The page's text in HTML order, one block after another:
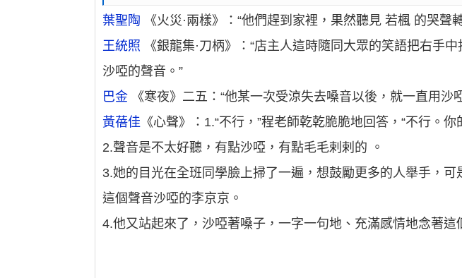
葉聖陶 《火災·兩樣》：“他們趕到家裡，果然聽見 若楓 的哭聲
王統照 《銀龍集·刀柄》：“店主人這時隨同大眾的笑語把右手
沙啞的聲音。”
巴金 《寒夜》二五：“他某一次受涼失去嗓音以後，就一直用沙
黃蓓佳 《心聲》：1.“不行，”程老師乾乾脆脆地回答，“不行。
2.聲音是不太好聽，有點沙啞，有點毛毛剌剌的 。
3.她的目光在全班同學臉上掃了一遍，想鼓勵更多的人舉手，可
這個聲音沙啞的李京京。
4.他又站起來了，沙啞著嗓子，一字一句地、充滿感情地念著這